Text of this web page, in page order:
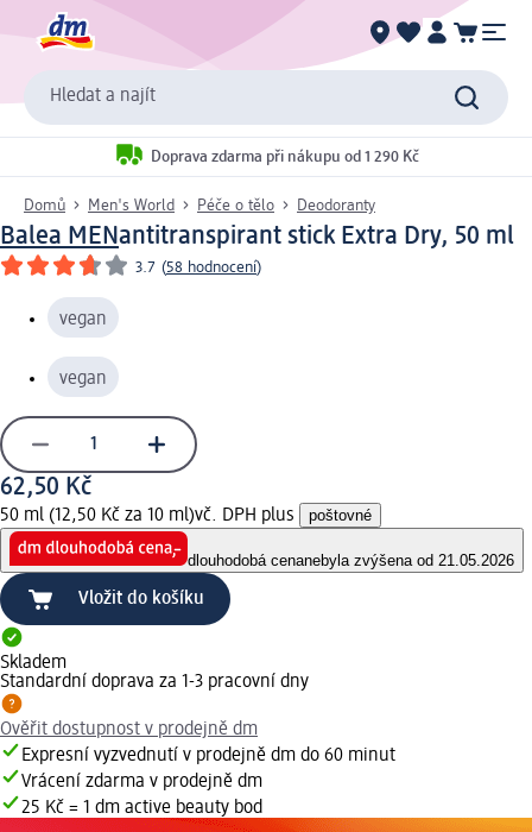
Hledat a najít
Doprava zdarma při nákupu od 1 290 Kč
Domů Men's World Péče o tělo Deodoranty
Balea MENantitranspirant stick Extra Dry, 50 ml
3.7 (58 hodnocení)
vegan
vegan
62,50 Kč
50 ml (12,50 Kč za 10 ml)vč. DPH plus poštovné
dlouhodobá cenanebyla zvýšena od 21.05.2026
Vložit do košíku
Skladem
Standardní doprava za 1-3 pracovní dny
Ověřit dostupnost v prodejně dm
Expresní vyzvednutí v prodejně dm do 60 minut
Vrácení zdarma v prodejně dm
25 Kč = 1 dm active beauty bod